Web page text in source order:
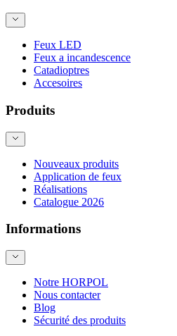
Feux LED
Feux a incandescence
Catadioptres
Accesoires
Produits
Nouveaux produits
Application de feux
Réalisations
Catalogue 2026
Informations
Notre HORPOL
Nous contacter
Blog
Sécurité des produits